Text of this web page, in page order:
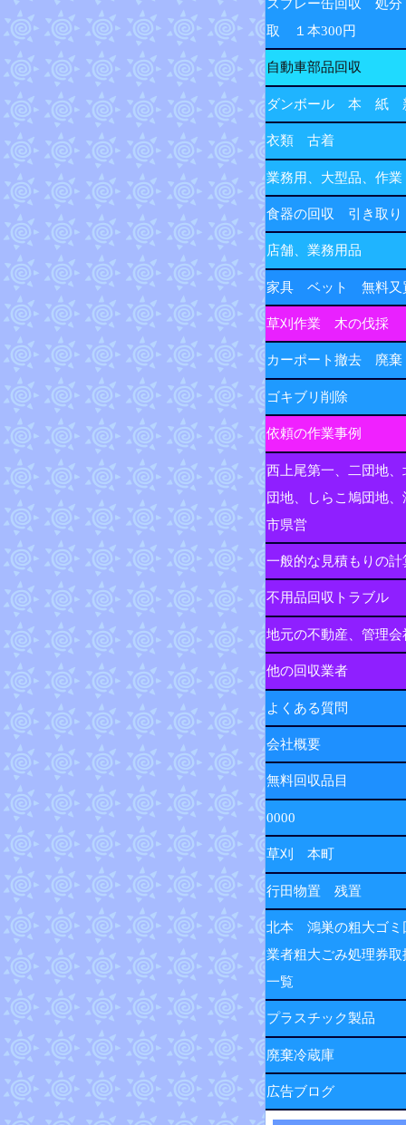
スプレー缶回収 処
取 １本300円
自動車部品回収
ダンボール 本 紙
衣類 古着
業務用、大型品、作業
食器の回収 引き取り
店舗、業務用品
家具 ベット 無料又
草刈作業 木の伐採
カーポート撤去 廃棄
ゴキブリ削除
依頼の作業事例
西上尾第一、二団地、
団地、しらこ鳩団地、
市県営
一般的な見積もりの計
不用品回収トラブル
地元の不動産、管理会
他の回収業者
よくある質問
会社概要
無料回収品目
0000
草刈 本町
行田物置 残置
北本 鴻巣の粗大ゴミ
業者粗大ごみ処理券取
一覧
プラスチック製品
廃棄冷蔵庫
広告ブログ